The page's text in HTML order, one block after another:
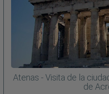
Atenas - Visita de la
de